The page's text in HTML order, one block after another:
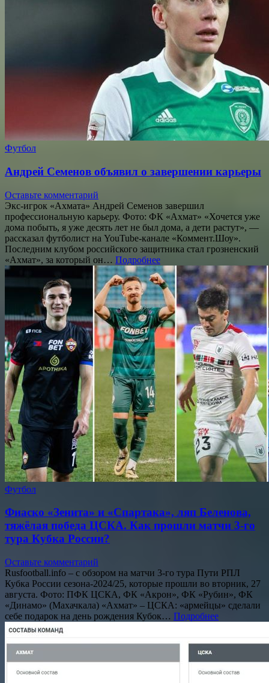
Футбол
Андрей Семенов объявил о завершении карьеры
Оставьте комментарий
Экс-игрок «Ахмата» Андрей Семенов завершил
профессиональную карьеру. Фото: ФК «Ахмат» «Хочется уже
дома побыть, я уже десять лет не был дома, а дети растут», —
рассказал футболист на YouTube-канале «Коммент.Шоу».
Последним клубом российского защитника стал грозненский
«Ахмат», за который он… Подробнее
Футбол
Фиаско «Зенита» и «Спартака», ляп Беленова,
тяжёлая победа ЦСКА. Как прошли матчи 3-го
тура Кубка России?
Оставьте комментарий
Rusfootball.info – с обзором на матчи 3-го тура Пути РПЛ
Кубка России сезона-2024/25, которые прошли во вторник, 27
августа. Фото: ПФК ЦСКА, ФК «Акрон», ФК «Рубин», ФК
«Динамо» (Махачкала) «Ахмат» – ЦСКА: «армейцы» сделали
себе подарок на день рождения Кубок… Подробнее